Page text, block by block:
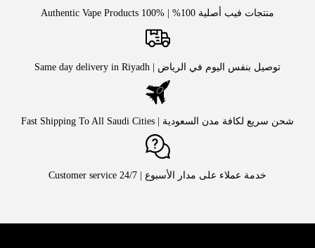
منتجات فيب أصلية 100% | Authentic Vape Products 100%
توصيل بنفس اليوم في الرياض | Same day delivery in Riyadh
شحن سريع لكافة مدن السعودية | Fast Shipping To All Saudi Cities
خدمة عملاء على مدار الأسبوع | Customer service 24/7